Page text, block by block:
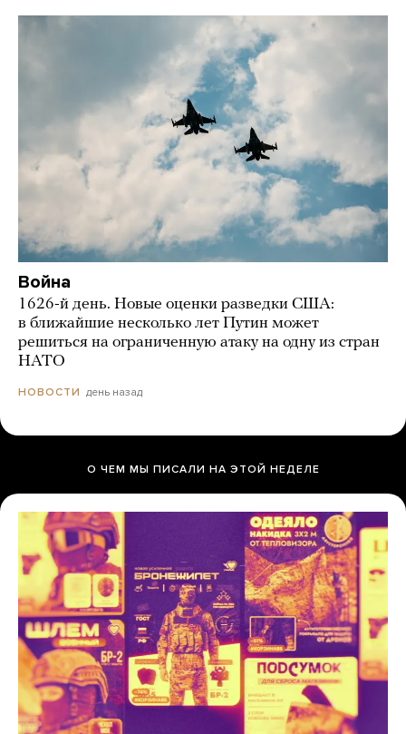
Война
1626-й день. Новые оценки разведки США:
в ближайшие несколько лет Путин может
решиться на ограниченную атаку на одну из стран
НАТО
НОВОСТИ день назад
О ЧЕМ МЫ ПИСАЛИ НА ЭТОЙ НЕДЕЛЕ